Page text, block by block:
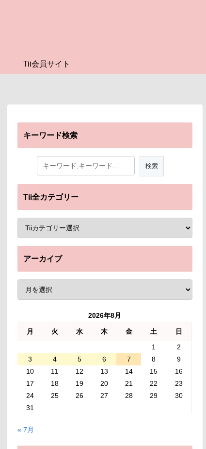
Tii会員サイト
キーワード検索
Tii全カテゴリー
アーカイブ
2026年8月
月 火 水 木 金 土
日
1
2
3
4 5 6 7 8
9
10
11 12 13 14 15
16
17
18 19 20 21 22
23
24
25 26 27 28 29
30
31
« 7月